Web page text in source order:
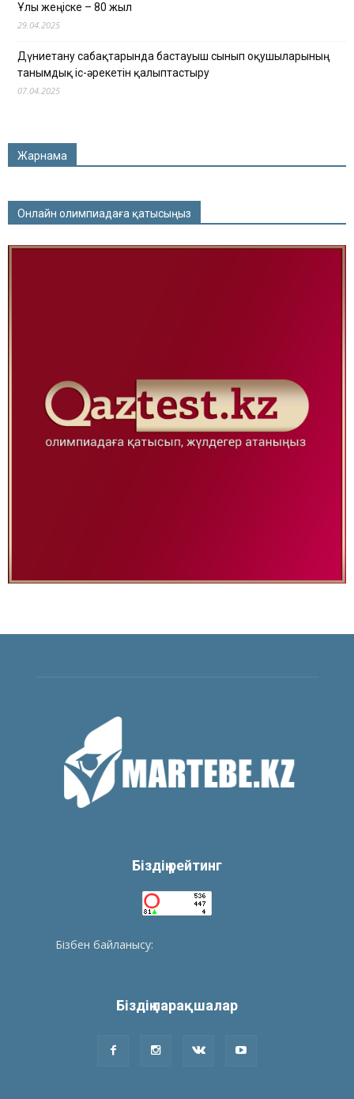
Ұлы жеңіске – 80 жыл
29.04.2025
Дүниетану сабақтарында бастауыш сынып оқушыларының
танымдық іс-әрекетін қалыптастыру
07.04.2025
Жарнама
Онлайн олимпиадаға қатысыңыз
Біздің рейтинг
Бізбен байланысу:
Біздің парақшалар